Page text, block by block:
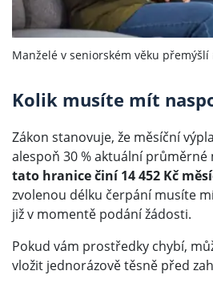
Manželé v seniorském věku
Kolik musíte mít
Zákon stanovuje, že měsíční
alespoň 30 % aktuální průměrné
tato hranice činí 14 452 Kč
zvolenou délku čerpání musíte
již v momentě podání žádosti.
Pokud vám prostředky chybí,
vložit jednorázově těsně před